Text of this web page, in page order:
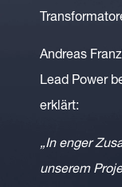
Andreas
Lead Power
erklärt:
„In enger
unserem